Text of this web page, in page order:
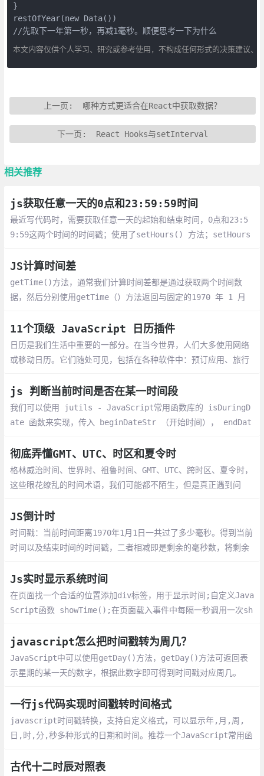
}
restOfYear(new Data())
//先取下一年第一秒，再减1毫秒。顺便思考一下为什么
本文内容仅供个人学习、研究或参考使用，不构成任何形式的决策建议
上一页: 哪种方式更适合在React中获取数据？
下一页: React Hooks与setInterval
相关推荐
js获取任意一天的0点和23:59:59时间
最近写代码时，需要获取任意一天的起始和结束时间，0点和23:5
9:59这两个时间的时间戳；使用了setHours() 方法；setHours
JS计算时间差
getTime()方法，通常我们计算时间差都是通过获取两个时间数
据，然后分别使用getTime（）方法返回与固定的1970 年 1 月
个时间的时间差。
11个顶级 JavaScript 日历插件
日历是我们生活中重要的一部分。在当今世界，人们大多使用网络
或移动日历。它们随处可见，包括在各种软件中：预订应用、旅行
站上使用日历
js 判断当前时间是否在某一时间段
我们可以使用 jutils - JavaScript常用函数库的 isDuringD
ate 函数来实现，传入 beginDateStr （开始时间）， endDat
7 之间，输出 true
彻底弄懂GMT、UTC、时区和夏令时
格林威治时间、世界时、祖鲁时间、GMT、UTC、跨时区、夏令时，
这些眼花缭乱的时间术语，我们可能都不陌生，但是真正遇到问
又忘记。今天，我们彻底来梳理一下它们。
JS倒计时
时间戳：当前时间距离1970年1月1日一共过了多少毫秒。得到当前
时间以及结束时间的时间戳，二者相减即是剩余的毫秒数，将剩余
Js实时显示系统时间
在页面找一个合适的位置添加div标签，用于显示时间;自定义Java
Script函数 showTime();在页面载入事件中每隔一秒调用一次sh
javascript怎么把时间戳转为周几？
JavaScript中可以使用getDay()方法，getDay()方法可返回表
示星期的某一天的数字，根据此数字即可得到时间戳对应周几。
一行js代码实现时间戳转时间格式
javascript时间戳转换，支持自定义格式，可以显示年,月,周,
日,时,分,秒多种形式的日期和时间。推荐一个JavaScript常用函
操作，浏览器类型判断，常用验证格式等等函数
古代十二时辰对照表